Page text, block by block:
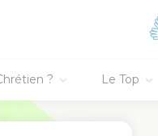
? Le Top